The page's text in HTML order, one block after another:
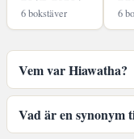
6 bokstäver 6
Vem var Hiawatha?
Vad är en synonym